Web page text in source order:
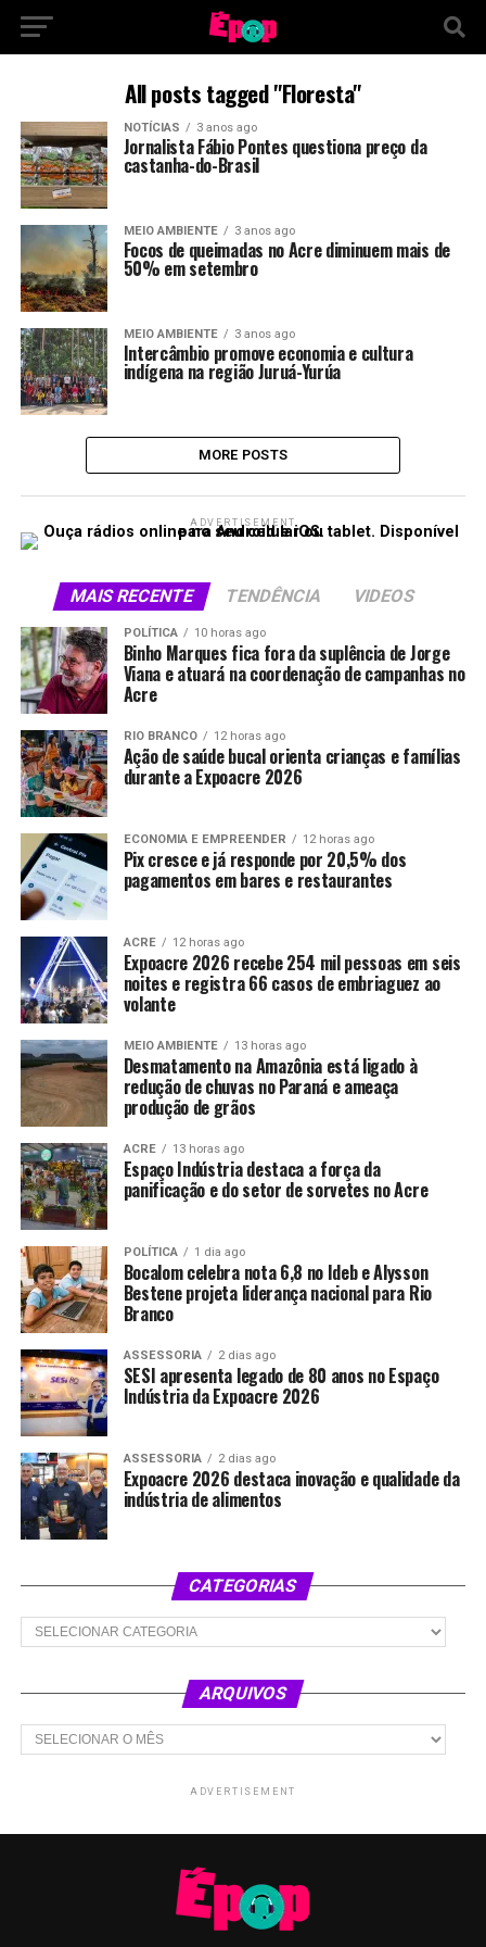
All posts tagged "Floresta"
NOTÍCIAS 3 anos ago
Jornalista Fábio Pontes questiona preço da
castanha-do-Brasil
MEIO AMBIENTE 3 anos ago
Focos de queimadas no Acre diminuem mais de
50% em setembro
MEIO AMBIENTE 3 anos ago
Intercâmbio promove economia e cultura
indígena na região Juruá-Yurúa
MORE POSTS
ADVERTISEMENT
MAIS RECENTE TENDÊNCIA VIDEOS
POLÍTICA 10 horas ago
Binho Marques fica fora da suplência de Jorge
Viana e atuará na coordenação de campanhas no
Acre
RIO BRANCO 12 horas ago
Ação de saúde bucal orienta crianças e famílias
durante a Expoacre 2026
ECONOMIA E EMPREENDER 12 horas ago
Pix cresce e já responde por 20,5% dos
pagamentos em bares e restaurantes
ACRE 12 horas ago
Expoacre 2026 recebe 254 mil pessoas em seis
noites e registra 66 casos de embriaguez ao
volante
MEIO AMBIENTE 13 horas ago
Desmatamento na Amazônia está ligado à
redução de chuvas no Paraná e ameaça
produção de grãos
ACRE 13 horas ago
Espaço Indústria destaca a força da
panificação e do setor de sorvetes no Acre
POLÍTICA 1 dia ago
Bocalom celebra nota 6,8 no Ideb e Alysson
Bestene projeta liderança nacional para Rio
Branco
ASSESSORIA 2 dias ago
SESI apresenta legado de 80 anos no Espaço
Indústria da Expoacre 2026
ASSESSORIA 2 dias ago
Expoacre 2026 destaca inovação e qualidade da
indústria de alimentos
CATEGORIAS
Categorias
ARQUIVOS
Arquivos
ADVERTISEMENT